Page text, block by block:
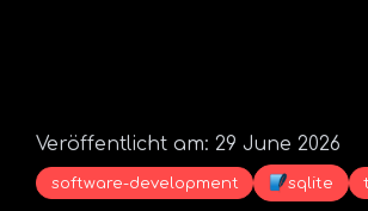
Veröffentlicht am: 29 June 2026
software-development sqlite